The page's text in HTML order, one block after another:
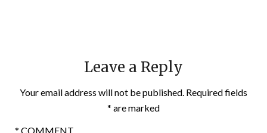
Leave a Reply
Your email address will not be published. Required fields
are marked
*
COMMENT
*